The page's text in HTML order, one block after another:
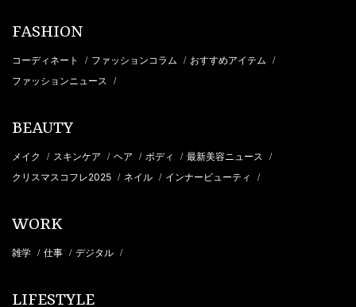
FASHION
コーディネート / ファッションコラム / おすすめアイテム /
ファッションニュース /
BEAUTY
メイク / スキンケア / ヘア / ボディ / 最新美容ニュース /
クリスマスコフレ2025 / ネイル / インナービューティ /
WORK
雑学 / 仕事 / デジタル /
LIFESTYLE